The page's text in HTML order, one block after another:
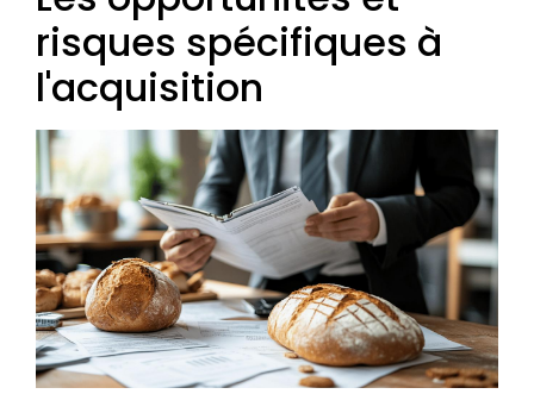
risques spécifiques à
l'acquisition